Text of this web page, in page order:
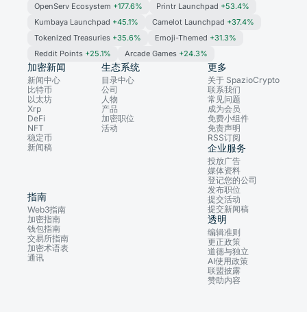
OpenServ Ecosystem +177.6% Printr Launchpad +53.4%
Kumbaya Launchpad +45.1% Camelot Launchpad +37.4%
Tokenized Treasuries +35.6% Emoji-Themed +31.3%
Reddit Points +25.1% Arcade Games +24.3%
加密新闻
新闻中心
比特币
以太坊
Xrp
DeFi
NFT
稳定币
新闻稿
生态系统
目录中心
公司
人物
产品
加密职位
活动
指南
Web3指南
加密指南
钱包指南
交易所指南
加密术语表
通讯
更多
关于 SpazioCrypto
联系我们
常见问题
成为会员
免费小组件
免责声明
RSS订阅
企业服务
投放广告
媒体资料
登记您的公司
发布职位
提交活动
提交新闻稿
透明
编辑准则
更正政策
道德与独立
AI使用政策
联盟披露
赞助内容